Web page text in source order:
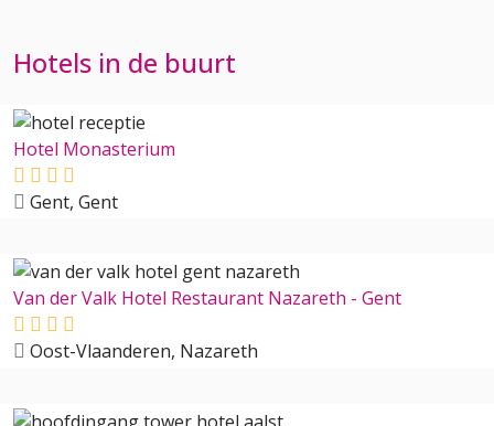
Hotels in de buurt
Hotel Monasterium
Gent, Gent
Van der Valk Hotel Restaurant Nazareth - Gent
Oost-Vlaanderen, Nazareth